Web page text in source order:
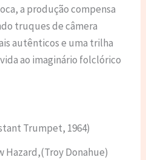
a produção compensa
truques de câmera
autênticos e uma trilha
ao imaginário folclórico
Trumpet, 1964)
Donahue)